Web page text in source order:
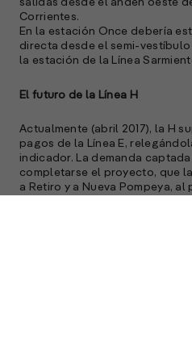
salidas desde el andén oeste
Corrientes.
En la estación Once debería
directa desde el semi-
la estación de la Línea
El futuro de la Línea H
Actualmente (abril 2017), la H
pagos de la Línea E,
indicador. La demanda
completarse el proyecto, que
a Retiro y a Nueva Pompeya,